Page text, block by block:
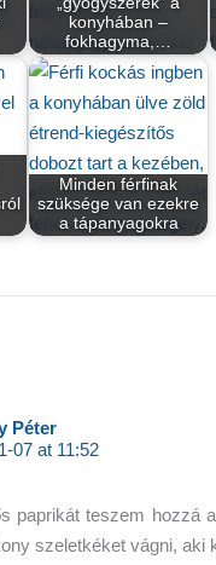
konyhában –
fokhagyma,…
Minden férfinak
szüksége van ezekre
a tápanyagokra
Péter
07 at 11:52
paprikát teszem hozzá
szeletkéket vágni, aki